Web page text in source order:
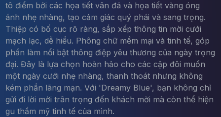
tô điểm bởi các họa tiết vân đá và họa tiết vàng óng
ánh nhẹ nhàng, tạo cảm giác quý phái và sang trọng.
Thiệp có bố cục rõ ràng, sắp xếp thông tin mời cưới
mạch lạc, dễ hiểu. Phông chữ mềm mại và tinh tế, góp
phần làm nổi bật thông điệp yêu thương của ngày trọng
đại. Đây là lựa chọn hoàn hảo cho các cặp đôi muốn
một ngày cưới nhẹ nhàng, thanh thoát nhưng không
kém phần lãng mạn. Với 'Dreamy Blue', bạn không chỉ
gửi đi lời mời trân trọng đến khách mời mà còn thể hiện
gu thẩm mỹ tinh tế của mình.